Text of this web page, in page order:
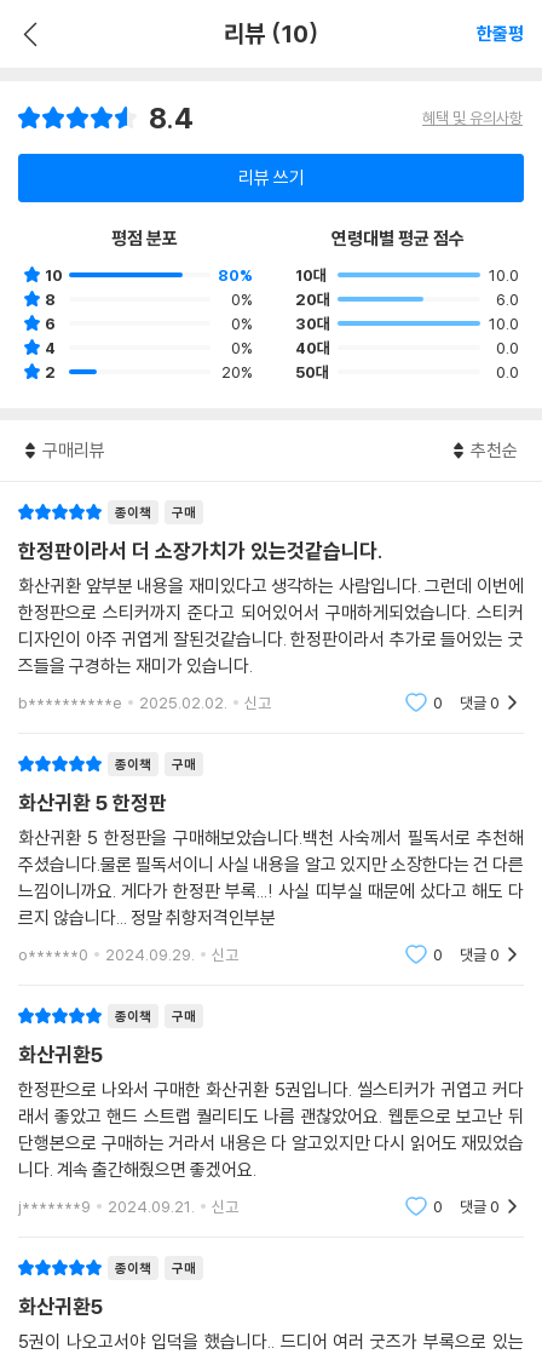
리뷰 (10) 한줄평
8.4 혜택 및 유의사항
리뷰 쓰기
평점 분포
10
80%
8
0%
6
0%
4
0%
2
20%
연령대별 평균 점수
10대
10.0
20대
6.0
30대
10.0
40대
0.0
50대
0.0
구매리뷰 추천순
종이책 구매
한정판이라서 더 소장가치가 있는것같습니다.
화산귀환 앞부분 내용을 재미있다고 생각하는 사람입니다. 그런데 이번에
한정판으로 스티커까지 준다고 되어있어서 구매하게되었습니다. 스티커
디자인이 아주 귀엽게 잘된것같습니다. 한정판이라서 추가로 들어있는 굿
즈들을 구경하는 재미가 있습니다.
b**********e 2025.02.02. 신고 0 댓글0
종이책 구매
화산귀환 5 한정판
화산귀환 5 한정판을 구매해보았습니다.백천 사숙께서 필독서로 추천해
주셨습니다.물론 필독서이니 사실 내용을 알고 있지만 소장한다는 건 다른
느낌이니까요. 게다가 한정판 부록...! 사실 띠부실 때문에 샀다고 해도 다
르지 않습니다... 정말 취향저격인부분
o******0 2024.09.29. 신고 0 댓글0
종이책 구매
화산귀환5
한정판으로 나와서 구매한 화산귀환 5권입니다. 씰스티커가 귀엽고 커다
래서 좋았고 핸드 스트랩 퀄리티도 나름 괜찮았어요. 웹툰으로 보고난 뒤
단행본으로 구매하는 거라서 내용은 다 알고있지만 다시 읽어도 재밌었습
니다. 계속 출간해줬으면 좋겠어요.
j*******9 2024.09.21. 신고 0 댓글0
종이책 구매
화산귀환5
5권이 나오고서야 입덕을 했습니다.. 드디어 여러 굿즈가 부록으로 있는